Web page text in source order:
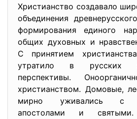
Христианство создавало
объединения
формирования единого
общих духовных и
С принятием
утратило в русских
перспективы.
христианством. Домовые,
мирно уживались с
апостолами и святыми.